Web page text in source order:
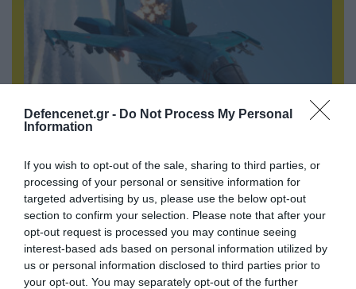
Defencenet.gr - Do Not Process My Personal
Information
If you wish to opt-out of the sale, sharing to third parties, or
processing of your personal or sensitive information for
targeted advertising by us, please use the below opt-out
section to confirm your selection. Please note that after your
opt-out request is processed you may continue seeing
interest-based ads based on personal information utilized by
us or personal information disclosed to third parties prior to
your opt-out. You may separately opt-out of the further
Ρωσικό Su-34 προκάλεσε τον όλεθρο σε
κτίριο με Ουκρανούς στη Ζαπορίζια – Δείτε
βίντεο